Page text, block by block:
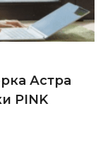
Астра
PINK